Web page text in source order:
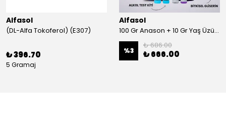
Alfasol
(DL-Alfa Tokoferol) (E307)
₺ 396.70
5 Gramaj
Alfasol
100 Gr Anason + 10 Gr Yaş Üzüm + 250 Gr Gliserin + Alkol Test Kiti
%3
₺ 686.00
₺ 666.00